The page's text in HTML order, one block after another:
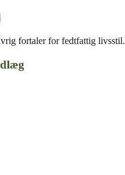
fortaler for fedtfattig livsstil.